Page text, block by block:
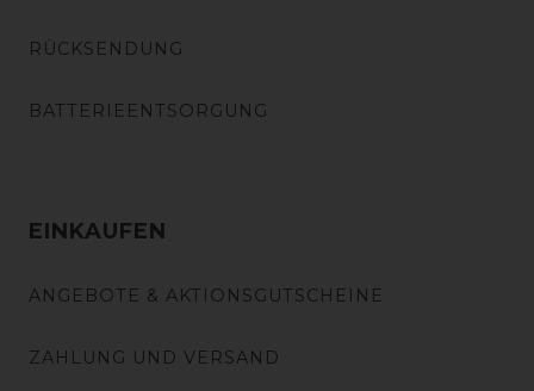
RÜCKSENDUNG
BATTERIEENTSORGUNG
EINKAUFEN
ANGEBOTE & AKTIONSGUTSCHEINE
ZAHLUNG UND VERSAND